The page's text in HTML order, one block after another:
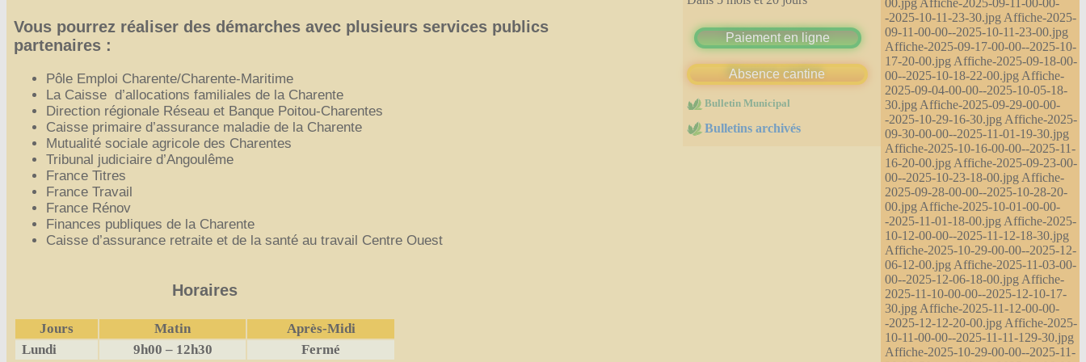
Vous pourrez réaliser des démarches avec plusieurs services publics
partenaires :
Pôle Emploi Charente/Charente-Maritime
La Caisse d’allocations familiales de la Charente
Direction régionale Réseau et Banque Poitou-Charentes
Caisse primaire d’assurance maladie de la Charente
Mutualité sociale agricole des Charentes
Tribunal judiciaire d’Angoulême
France Titres
France Travail
France Rénov
Finances publiques de la Charente
Caisse d’assurance retraite et de la santé au travail Centre Ouest
Horaires
Jours Matin
Après-Midi
Lundi
9h00 – 12h30
Fermé
Paiement en ligne
Absence cantine
Bulletin Municipal
Bulletins archivés
-2025-10-11-23-30.jpg Affiche-2025-
09-11-00-00--2025-10-11-23-00.jpg
Affiche-2025-09-17-00-00--2025-10-
17-20-00.jpg Affiche-2025-09-18-00-
00--2025-10-18-22-00.jpg Affiche-
2025-09-04-00-00--2025-10-05-18-
30.jpg Affiche-2025-09-29-00-00-
-2025-10-29-16-30.jpg Affiche-2025-
09-30-00-00--2025-11-01-19-30.jpg
Affiche-2025-10-16-00-00--2025-11-
16-20-00.jpg Affiche-2025-09-23-00-
00--2025-10-23-18-00.jpg Affiche-
2025-09-28-00-00--2025-10-28-20-
00.jpg Affiche-2025-10-01-00-00-
-2025-11-01-18-00.jpg Affiche-2025-
10-12-00-00--2025-11-12-18-30.jpg
Affiche-2025-10-29-00-00--2025-12-
06-12-00.jpg Affiche-2025-11-03-00-
00--2025-12-06-18-00.jpg Affiche-
2025-11-10-00-00--2025-12-10-17-
30.jpg Affiche-2025-11-12-00-00-
-2025-12-12-20-00.jpg Affiche-2025-
10-11-00-00--2025-11-11-129-30.jpg
Affiche-2025-10-29-00-00--2025-11-